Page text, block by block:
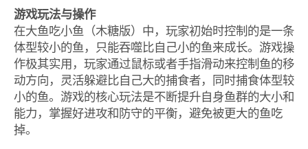
游戏玩法与操作
在大鱼吃小鱼（木糖版）中，玩家初始时控制的是一条
体型较小的鱼，只能吞噬比自己小的鱼来成长。游戏操
作极其实用，玩家通过鼠标或者手指滑动来控制鱼的移
动方向，灵活躲避比自己大的捕食者，同时捕食体型较
小的鱼。游戏的核心玩法是不断提升自身鱼群的大小和
能力，掌握好进攻和防守的平衡，避免被更大的鱼吃
掉。